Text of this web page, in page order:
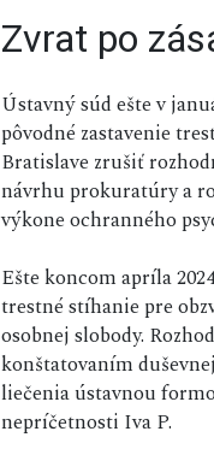
Zvrat po
Ústavný súd ešte v
pôvodné zastavenie
Bratislave zrušiť
návrhu prokuratúry a
výkone ochranného
Ešte koncom apríla
trestné stíhanie pre
osobnej slobody.
konštatovaním
liečenia ústavnou
nepríčetnosti Iva P.